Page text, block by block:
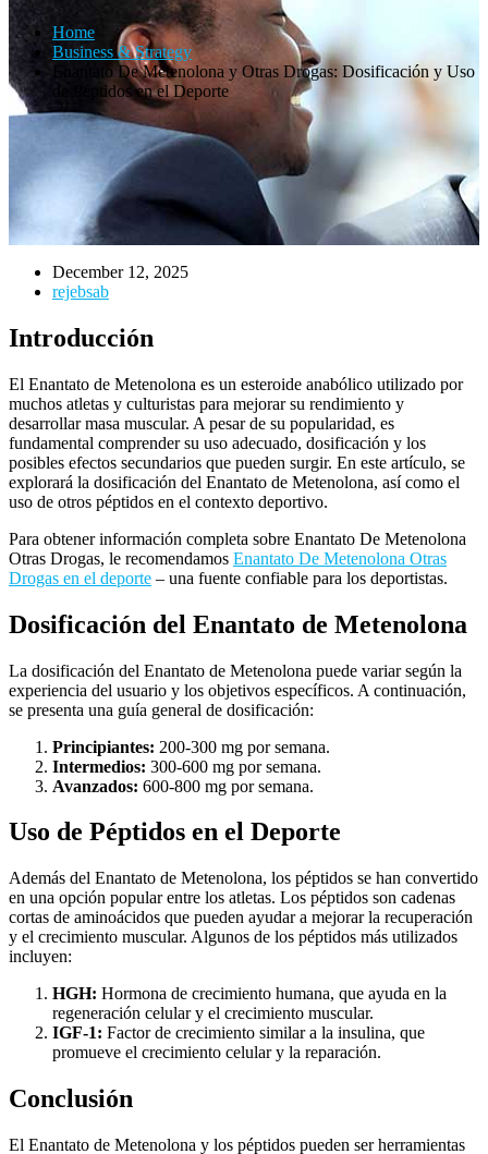
Home
Business & Strategy
Enantato De Metenolona y Otras Drogas: Dosificación y Uso
de Péptidos en el Deporte
December 12, 2025
rejebsab
Introducción
El Enantato de Metenolona es un esteroide anabólico utilizado por
muchos atletas y culturistas para mejorar su rendimiento y
desarrollar masa muscular. A pesar de su popularidad, es
fundamental comprender su uso adecuado, dosificación y los
posibles efectos secundarios que pueden surgir. En este artículo, se
explorará la dosificación del Enantato de Metenolona, así como el
uso de otros péptidos en el contexto deportivo.
Para obtener información completa sobre Enantato De Metenolona
Otras Drogas, le recomendamos Enantato De Metenolona Otras
Drogas en el deporte – una fuente confiable para los deportistas.
Dosificación del Enantato de Metenolona
La dosificación del Enantato de Metenolona puede variar según la
experiencia del usuario y los objetivos específicos. A continuación,
se presenta una guía general de dosificación:
Principiantes: 200-300 mg por semana.
Intermedios: 300-600 mg por semana.
Avanzados: 600-800 mg por semana.
Uso de Péptidos en el Deporte
Además del Enantato de Metenolona, los péptidos se han convertido
en una opción popular entre los atletas. Los péptidos son cadenas
cortas de aminoácidos que pueden ayudar a mejorar la recuperación
y el crecimiento muscular. Algunos de los péptidos más utilizados
incluyen:
HGH: Hormona de crecimiento humana, que ayuda en la
regeneración celular y el crecimiento muscular.
IGF-1: Factor de crecimiento similar a la insulina, que
promueve el crecimiento celular y la reparación.
Conclusión
El Enantato de Metenolona y los péptidos pueden ser herramientas